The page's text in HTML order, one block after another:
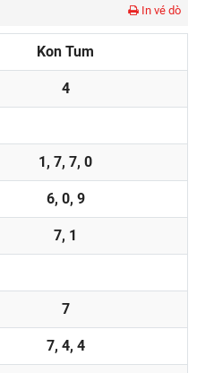
In vé dò
Kon Tum
4
1, 7, 7, 0
6, 0, 9
7, 1
7
7, 4, 4